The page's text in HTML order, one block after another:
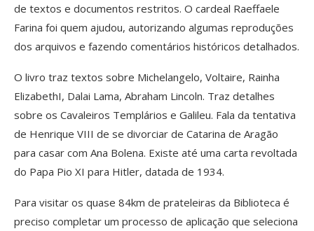
de textos e documentos restritos. O cardeal Raeffaele
Farina foi quem ajudou, autorizando algumas reproduções
dos arquivos e fazendo comentários históricos detalhados.
O livro traz textos sobre Michelangelo, Voltaire, Rainha
ElizabethI, Dalai Lama, Abraham Lincoln. Traz detalhes
sobre os Cavaleiros Templários e Galileu. Fala da tentativa
de Henrique VIII de se divorciar de Catarina de Aragão
para casar com Ana Bolena. Existe até uma carta revoltada
do Papa Pio XI para Hitler, datada de 1934.
Para visitar os quase 84km de prateleiras da Biblioteca é
preciso completar um processo de aplicação que seleciona